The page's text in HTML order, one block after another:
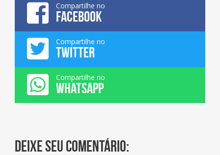
Compartilhe no
FACEBOOK
Compartilhe no
TWITTER
Compartilhe no
WHATSAPP
Deixe seu comentário: